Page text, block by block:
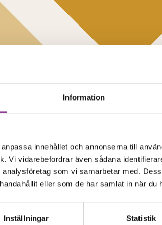
Information
innehållet och annonserna till
Vi vidarebefordrar även sådana
som vi samarbetar med.
eller som de har samlat in när du
Inställningar Statistik